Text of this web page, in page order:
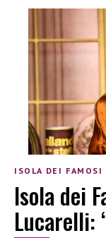
ISOLA DEI FAMOSI
Isola dei
Lucarelli: